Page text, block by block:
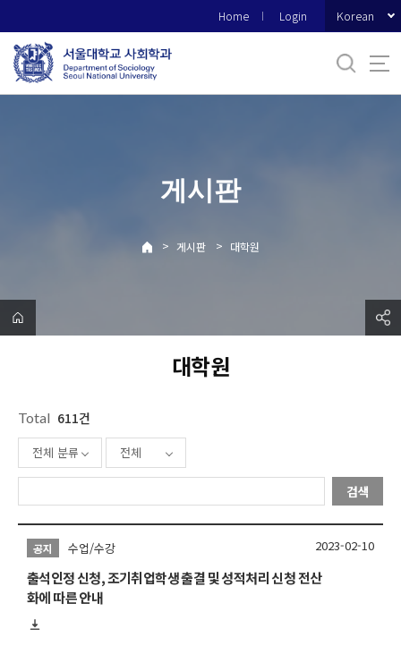
로
메
Home Login Korean
게시판
> 게시판 > 대학원
대학원
Total 611건
전체 분류 전체
검색
공지 수업/수강
출석인정 신청, 조기취업학생 출결 및 성적처리 신청 전산
화에 따른 안내
2023-02-10